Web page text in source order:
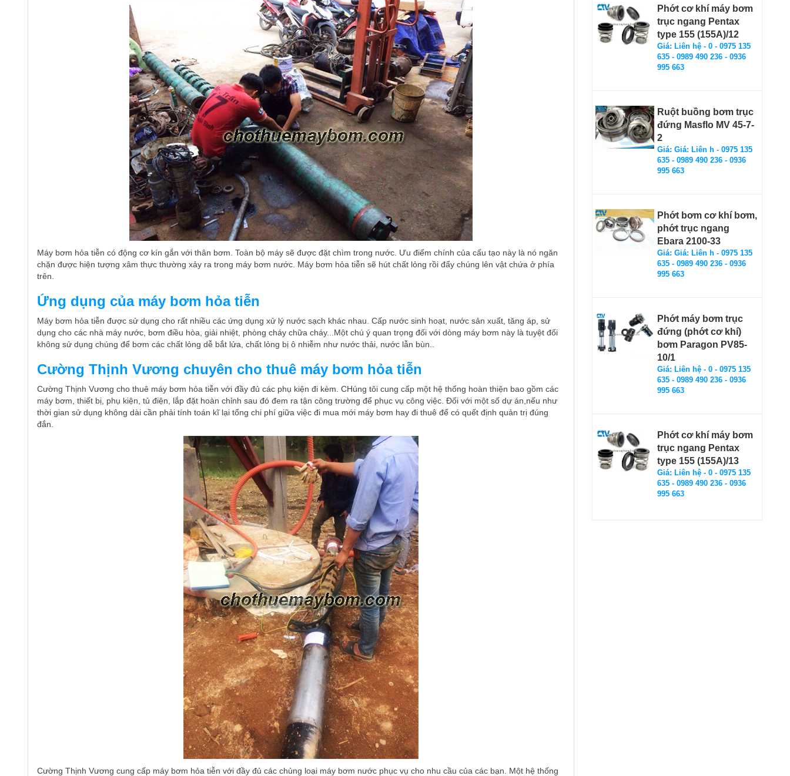
Máy bơm hỏa tiễn có động cơ kín gắn với thân bơm. Toàn bộ máy sẽ được đặt chìm trong nước. Ưu điểm chính của cấu tạo này là nó ngăn
chặn được hiện tượng xâm thực thường xảy ra trong máy bơm nước. Máy bơm hỏa tiễn sẽ hút chất lỏng rồi đẩy chúng lên vật chứa ở phía
trên.
Ứng dụng của máy bơm hỏa tiễn
Máy bơm hỏa tiễn được sử dụng cho rất nhiều các ứng dụng xử lý nước sạch khác nhau. Cấp nước sinh hoạt, nước sản xuất, tăng áp, sử
dụng cho các nhà máy nước, bơm điều hòa, giải nhiệt, phòng cháy chữa cháy...Một chú ý quan trọng đối với dòng máy bơm này là tuyệt đối
không sử dụng chúng để bơm các chất lỏng dễ bắt lửa, chất lỏng bị ô nhiễm như nước thải, nước lẫn bùn..
Cường Thịnh Vương chuyên cho thuê máy bơm hỏa tiễn
Cường Thịnh Vương cho thuê máy bơm hỏa tiễn với đầy đủ các phụ kiện đi kèm. CHúng tôi cung cấp một hệ thống hoàn thiện bao gồm các
máy bơm, thiết bị, phụ kiện, tủ điện, lắp đặt hoàn chỉnh sau đó đem ra tận công trường để phục vụ công việc. Đối với một số dự án,nếu như
thời gian sử dụng không dài cần phải tính toán kĩ lại tổng chi phí giữa việc đi mua mới máy bơm hay đi thuê để có quết định quản trị đúng
đắn.
Cường Thịnh Vương cung cấp máy bơm hỏa tiễn với đầy đủ các chủng loại máy bơm nước phục vụ cho nhu cầu của các bạn. Một hệ thống
Phớt cơ khí máy bơm
trục ngang Pentax
type 155 (155A)/12
Giá: Liên hệ - 0 - 0975 135
635 - 0989 490 236 - 0936
995 663
Ruột buồng bơm trục
đứng Masflo MV 45-7-
2
Giá: Giá: Liên h - 0975 135
635 - 0989 490 236 - 0936
995 663
Phớt bơm cơ khí bơm,
phớt trục ngang
Ebara 2100-33
Giá: Giá: Liên h - 0975 135
635 - 0989 490 236 - 0936
995 663
Phớt máy bơm trục
đứng (phớt cơ khí)
bơm Paragon PV85-
10/1
Giá: Liên hệ - 0 - 0975 135
635 - 0989 490 236 - 0936
995 663
Phớt cơ khí máy bơm
trục ngang Pentax
type 155 (155A)/13
Giá: Liên hệ - 0 - 0975 135
635 - 0989 490 236 - 0936
995 663